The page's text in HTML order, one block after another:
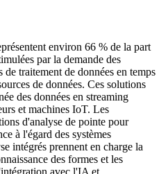
environ 66 % de la part
par la demande des
traitement de données en temps
de données. Ces solutions
des données en streaming
et machines IoT. Les
d'analyse de pointe pour
à l'égard des systèmes
intégrés prennent en charge la
des formes et les
avec l'IA et